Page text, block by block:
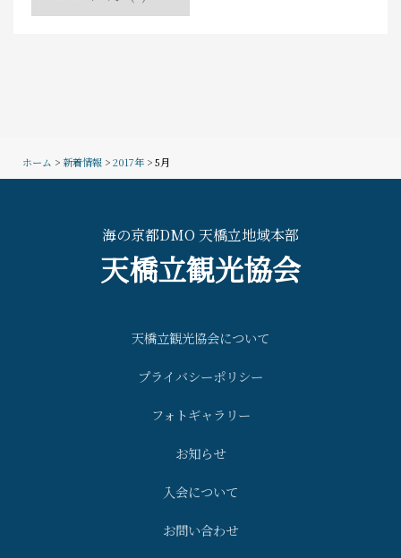
ホーム > 新着情報 >2017年 > 5月
海の京都DMO 天橋立地域本部
天橋立観光協会
天橋立観光協会について
プライバシーポリシー
フォトギャラリー
お知らせ
入会について
お問い合わせ